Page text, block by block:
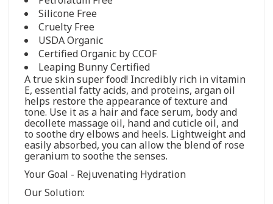
Silicone Free
Cruelty Free
USDA Organic
Certified Organic by CCOF
Leaping Bunny Certified
A true skin super food! Incredibly rich in vitamin
E, essential fatty acids, and proteins, argan oil
helps restore the appearance of texture and
tone. Use it as a hair and face serum, body and
decollete massage oil, hand and cuticle oil, and
to soothe dry elbows and heels. Lightweight and
easily absorbed, you can allow the blend of rose
geranium to soothe the senses.
Your Goal - Rejuvenating Hydration
Our Solution: